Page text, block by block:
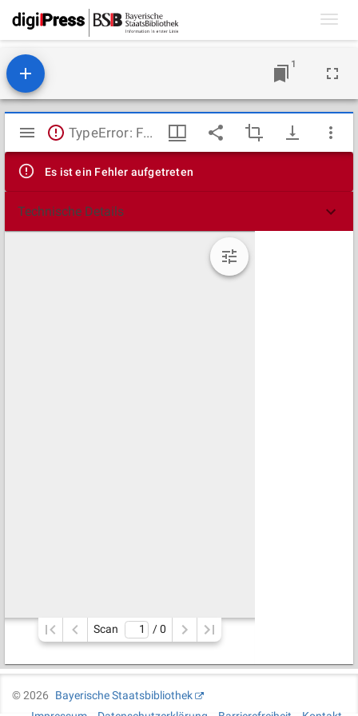
1
Mirador
Viewer
TypeError: Failed to fetch
Es ist ein Fehler aufgetreten
Technische Details
Scan / 0
©2026
Bayerische Staatsbibliothek